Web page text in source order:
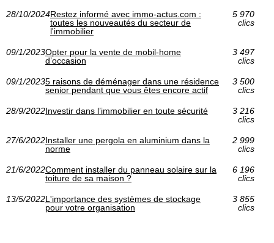
28/10/2024Restez informé avec immo-actus.com :
toutes les nouveautés du secteur de
l'immobilier
5 970
clics
09/1/2023Opter pour la vente de mobil-home
d’occasion
3 497
clics
09/1/20235 raisons de déménager dans une résidence
senior pendant que vous êtes encore actif
3 500
clics
28/9/2022Investir dans l’immobilier en toute sécurité
3 216
clics
27/6/2022Installer une pergola en aluminium dans la
norme
2 999
clics
21/6/2022Comment installer du panneau solaire sur la
toiture de sa maison ?
6 196
clics
13/5/2022L'importance des systèmes de stockage
pour votre organisation
3 855
clics